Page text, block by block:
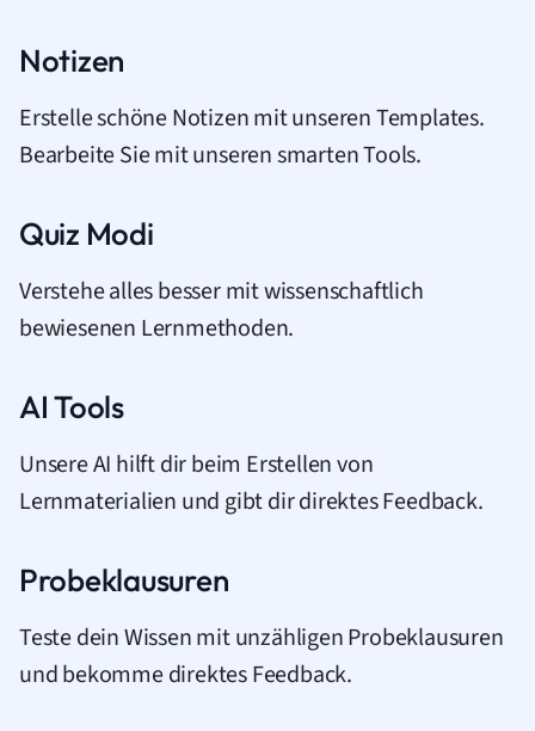
Notizen
Erstelle schöne Notizen mit unseren Templates.
Bearbeite Sie mit unseren smarten Tools.
Quiz Modi
Verstehe alles besser mit wissenschaftlich
bewiesenen Lernmethoden.
AI Tools
Unsere AI hilft dir beim Erstellen von
Lernmaterialien und gibt dir direktes Feedback.
Probeklausuren
Teste dein Wissen mit unzähligen Probeklausuren
und bekomme direktes Feedback.